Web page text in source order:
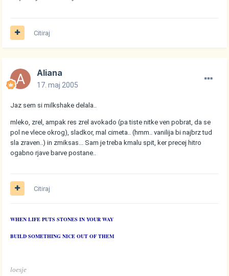
Citiraj
Aliana
17. maj 2005
Jaz sem si milkshake delala..
mleko, zrel, ampak res zrel avokado (pa tiste nitke ven pobrat, da se
pol ne vlece okrog), sladkor, mal cimeta.. (hmm.. vanilija bi najbrz tud
sla zraven..) in zmiksas... Sam je treba kmalu spit, ker precej hitro
ogabno rjave barve postane..
Citiraj
WHEN LIFE PUTS STONES IN YOUR WAY
BUILD SOMETHING NICE OUT OF THEM
loesje